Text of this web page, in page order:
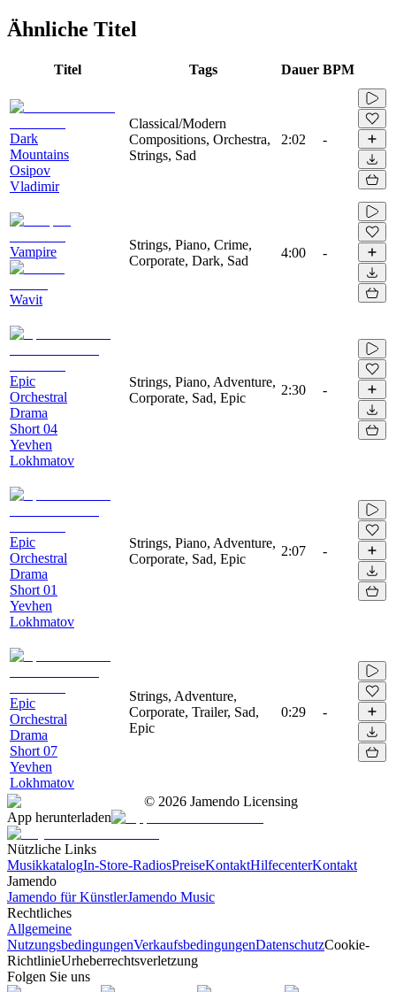
Ähnliche Titel
Titel Tags Dauer BPM
Dark
Mountains
Osipov
Vladimir
Classical/Modern
Compositions, Orchestra,
Strings, Sad
2:02 -
Vampire
Wavit
Strings, Piano, Crime,
Corporate, Dark, Sad
4:00 -
Epic
Orchestral
Drama
Short 04
Yevhen
Lokhmatov
Strings, Piano, Adventure,
Corporate, Sad, Epic
2:30 -
Epic
Orchestral
Drama
Short 01
Yevhen
Lokhmatov
Strings, Piano, Adventure,
Corporate, Sad, Epic
2:07 -
Epic
Orchestral
Drama
Short 07
Yevhen
Lokhmatov
Strings, Adventure,
Corporate, Trailer, Sad,
Epic
0:29 -
© 2026 Jamendo Licensing
App herunterladen
Nützliche Links
MusikkatalogIn-Store-RadiosPreiseKontaktHilfecenterKontakt
Jamendo
Jamendo für KünstlerJamendo Music
Rechtliches
Allgemeine
NutzungsbedingungenVerkaufsbedingungenDatenschutzCookie-
RichtlinieUrheberrechtsverletzung
Folgen Sie uns